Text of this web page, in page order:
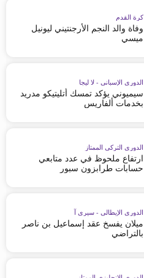
كرة القدم
وفاة والد النجم الأرجنتيني ليونيل
ميسي
الدوري الإسباني - لا ليجا
سيميوني يؤكد تمسك أتليتيكو مدريد
بخدمات ألفاريس
الدوري التركي الممتاز
ارتفاع ملحوظ في عدد متابعي
حسابات طرابزون سبور
الدوري الإيطالي - سيري آ
ميلان يفسخ عقد إسماعيل بن ناصر
بالتراضي